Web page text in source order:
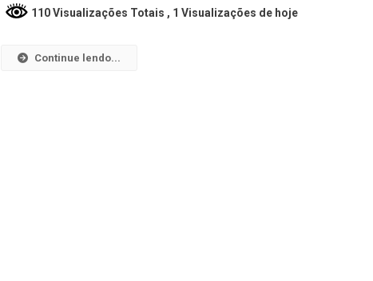
110 Visualizações Totais , 1 Visualizações de hoje
Continue lendo...